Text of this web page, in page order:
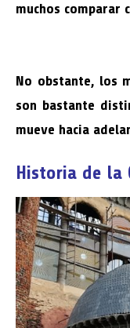
muchos comparar
No obstante, los
son bastante
mueve hacia
Historia de la